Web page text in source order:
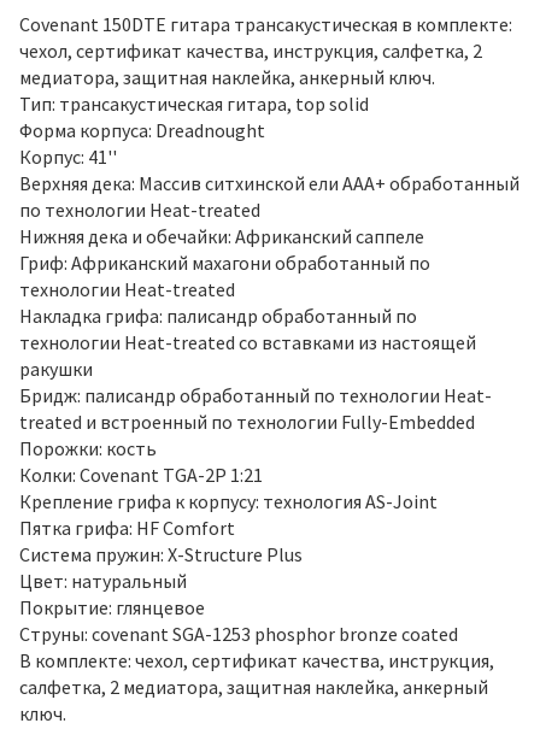
Covenant 150DTE гитара трансакустическая в комплекте:
чехол, сертификат качества, инструкция, салфетка, 2
медиатора, защитная наклейка, анкерный ключ.
Тип: трансакустическая гитара, top solid
Форма корпуса: Dreadnought
Корпус: 41''
Верхняя дека: Массив ситхинской ели AAA+ обработанный
по технологии Heat-treated
Нижняя дека и обечайки: Африканский саппеле
Гриф: Африканский махагони обработанный по
технологии Heat-treated
Накладка грифа: палисандр обработанный по
технологии Heat-treated со вставками из настоящей
ракушки
Бридж: палисандр обработанный по технологии Heat-
treated и встроенный по технологии Fully-Embedded
Порожки: кость
Колки: Covenant TGA-2P 1:21
Крепление грифа к корпусу: технология AS-Joint
Пятка грифа: HF Comfort
Система пружин: X-Structure Plus
Цвет: натуральный
Покрытие: глянцевое
Струны: covenant SGA-1253 phosphor bronze coated
В комплекте: чехол, сертификат качества, инструкция,
салфетка, 2 медиатора, защитная наклейка, анкерный
ключ.